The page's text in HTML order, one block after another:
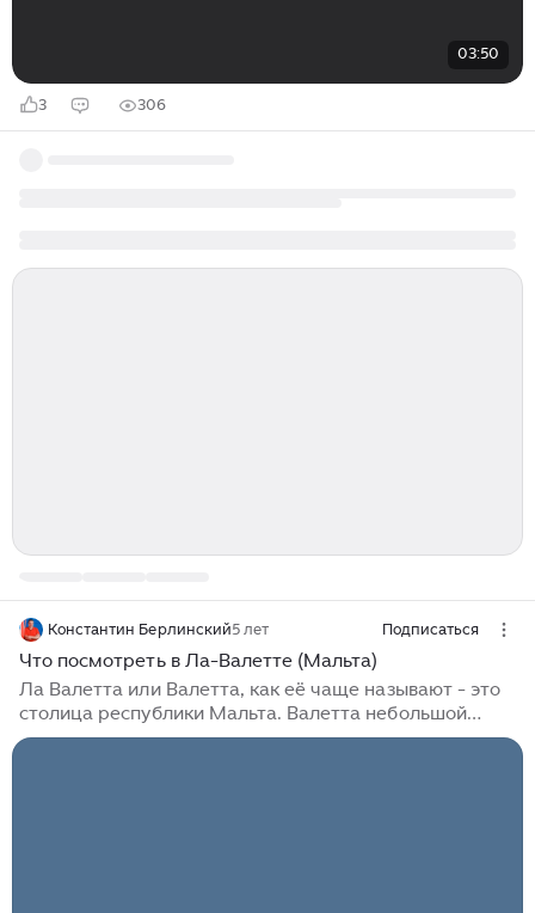
03:50
3 306
Константин Берлинский5 лет Подписаться
Что посмотреть в Ла-Валетте (Мальта)
Ла Валетта или Валетта, как её чаще называют - это
столица республики Мальта. Валетта небольшой
город с населением всего в 6 тысяч человек и